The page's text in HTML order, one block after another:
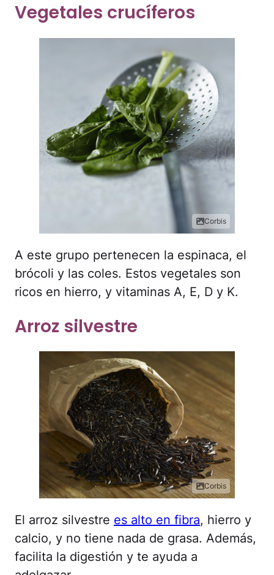
Vegetales crucíferos
Corbis
A este grupo pertenecen la espinaca, el
brócoli y las coles. Estos vegetales son
ricos en hierro, y vitaminas A, E, D y K.
Arroz silvestre
Corbis
El arroz silvestre es alto en fibra, hierro y
calcio, y no tiene nada de grasa. Además,
facilita la digestión y te ayuda a